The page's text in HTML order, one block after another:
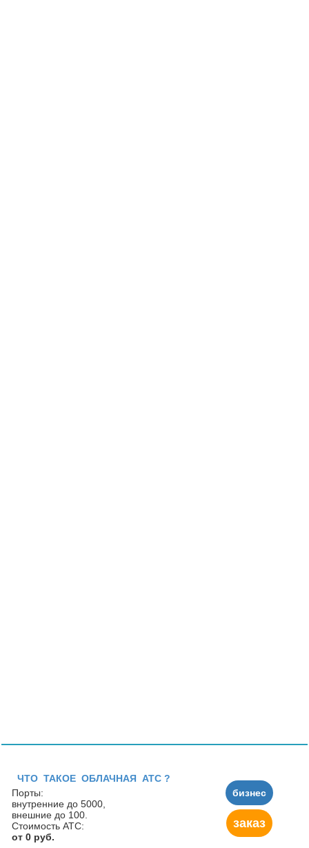
ЧТО ТАКОЕ ОБЛАЧНАЯ АТС ?
Порты:
внутренние до 5000,
внешние до 100.
Стоимость АТС:
от 0 руб.
бизнес
заказ